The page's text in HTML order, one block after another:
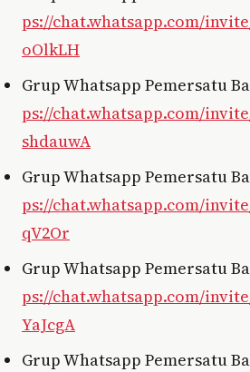
ps://chat.whatsapp.com/
oOlkLH
Grup Whatsapp Pemersatu
ps://chat.whatsapp.com/
shdauwA
Grup Whatsapp Pemersatu
ps://chat.whatsapp.com/
qV2Or
Grup Whatsapp Pemersatu
ps://chat.whatsapp.com/
YaJcgA
Grup Whatsapp Pemersatu